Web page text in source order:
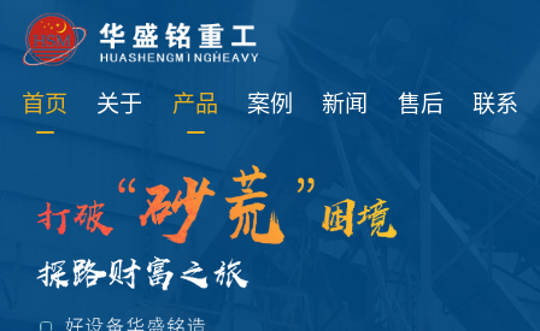
首页 关于 产品 案例 新闻 售后 联系